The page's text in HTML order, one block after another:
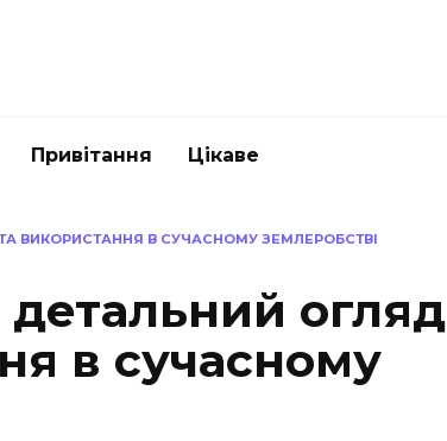
Привітання Цікаве
ВИКОРИСТАННЯ В СУЧАСНОМУ ЗЕМЛЕРОБСТВІ
огляд
в сучасному